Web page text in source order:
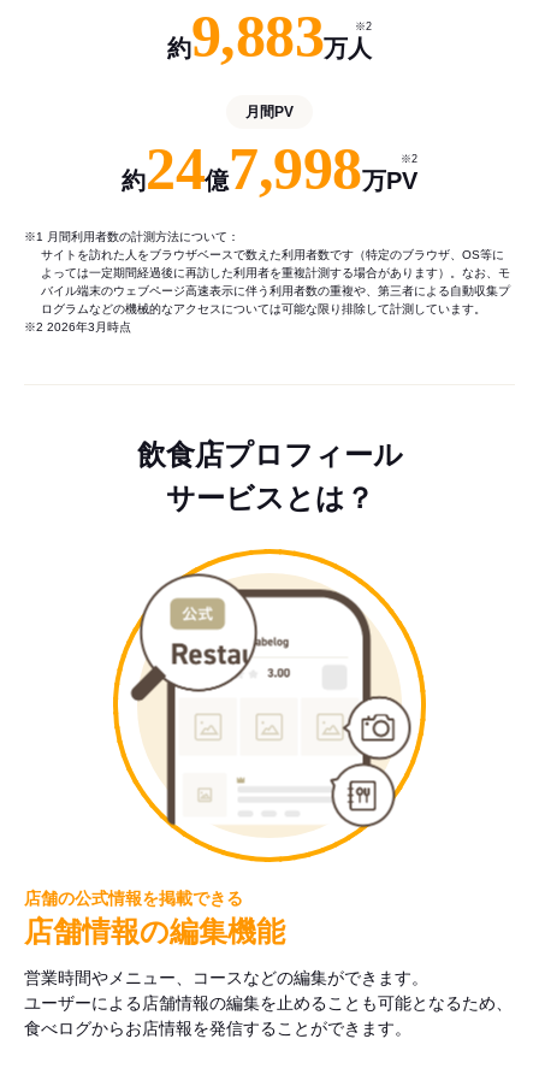
約9,883万人
※2
月間PV
約24億7,998万PV
※2
※1 月間利用者数の計測方法について：
サイトを訪れた人をブラウザベースで数えた利用者数です（特定のブラウザ、OS等に
よっては一定期間経過後に再訪した利用者を重複計測する場合があります）。なお、モ
バイル端末のウェブページ高速表示に伴う利用者数の重複や、第三者による自動収集プ
ログラムなどの機械的なアクセスについては可能な限り排除して計測しています。
※2 2026年3月時点
飲食店プロフィール
サービスとは？
店舗の公式情報を掲載できる
店舗情報の編集機能
営業時間やメニュー、コースなどの編集ができます。
ユーザーによる店舗情報の編集を止めることも可能となるため、
食べログからお店情報を発信することができます。